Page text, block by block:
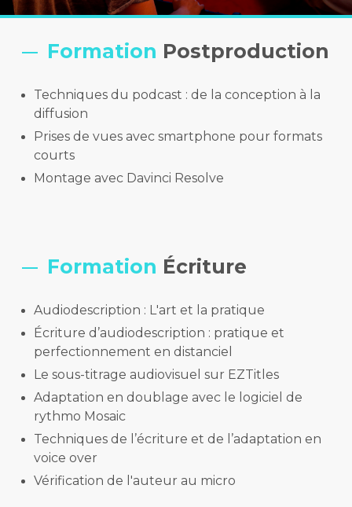
Formation Postproduction
Techniques du podcast : de la conception à la
diffusion
Prises de vues avec smartphone pour formats
courts
Montage avec Davinci Resolve
Formation Écriture
Audiodescription : L'art et la pratique
Écriture d’audiodescription : pratique et
perfectionnement en distanciel
Le sous-titrage audiovisuel sur EZTitles
Adaptation en doublage avec le logiciel de
rythmo Mosaic
Techniques de l’écriture et de l’adaptation en
voice over
Vérification de l'auteur au micro